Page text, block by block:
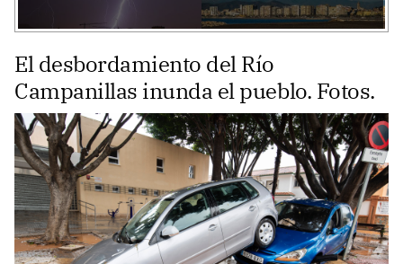
El desbordamiento del Río
Campanillas inunda el pueblo. Fotos.